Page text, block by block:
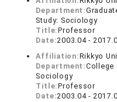
Department:
Study: Sociology
Title:Professor
Date:2003.04 -
Affiliation:Rikkyo
Department:College
Sociology
Title:Professor
Date:2003.04 -